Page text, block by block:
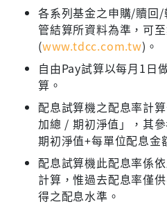
各系列基金之申購/贖回
管結算所資料為準，可
(www.tdcc.com.tw)。
自由Pay試算以每月1日
算。
配息試算機之配息率計
加總 / 期初淨值」，其
期初淨值+每單位配息金
配息試算機此配息率係
計算，惟過去配息率僅
得之配息水準。